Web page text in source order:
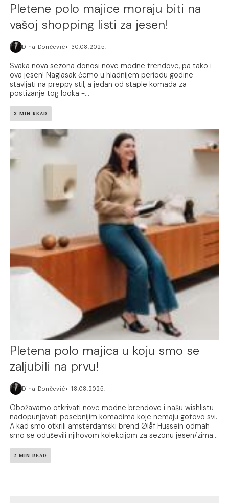
Pletene polo majice moraju biti na
vašoj shopping listi za jesen!
Dina Dončević 30.08.2025.
Svaka nova sezona donosi nove modne trendove, pa tako i
ova jesen! Naglasak ćemo u hladnijem periodu godine
stavljati na preppy stil, a jedan od staple komada za
postizanje tog looka -...
3 MIN READ
Pletena polo majica u koju smo se
zaljubili na prvu!
Dina Dončević 18.08.2025.
Obožavamo otkrivati nove modne brendove i našu wishlistu
nadopunjavati posebnijim komadima koje nemaju gotovo svi.
A kad smo otkrili amsterdamski brend Ølåf Hussein odmah
smo se oduševili njihovom kolekcijom za sezonu jesen/zima...
2 MIN READ